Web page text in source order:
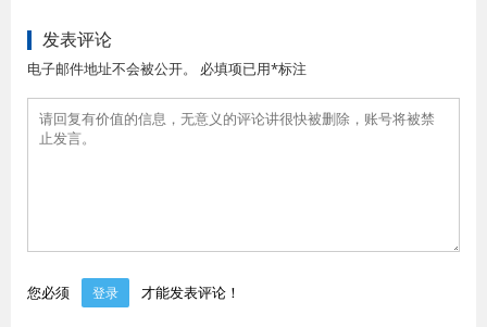
发表评论
电子邮件地址不会被公开。 必填项已用*标注
您必须 登录 才能发表评论！